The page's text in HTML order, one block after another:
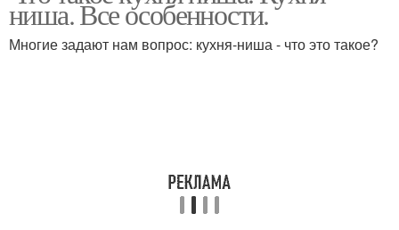
ниша. Все особенности.
Многие задают нам вопрос: кухня-ниша - что это такое?